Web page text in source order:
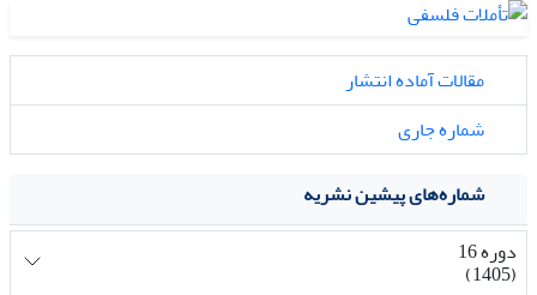
مقالات آماده انتشار
شماره جاری
شماره‌های پیشین نشریه
دوره 16
(1405)